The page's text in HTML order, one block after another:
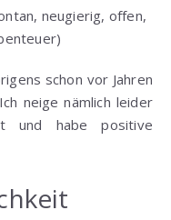
neugierig, offen,
schon vor Jahren
neige nämlich leider
und habe positive